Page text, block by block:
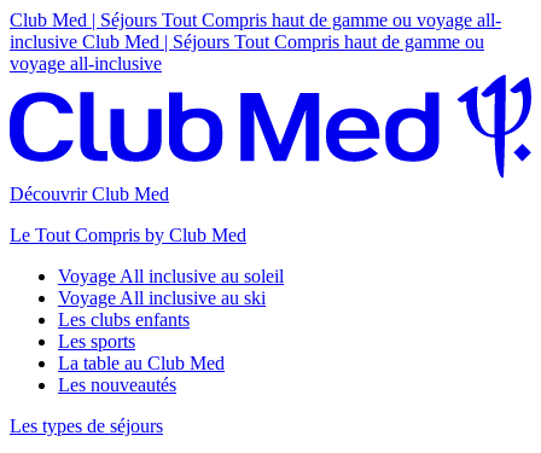
Club Med | Séjours Tout Compris haut de gamme ou voyage all-
inclusive Club Med | Séjours Tout Compris haut de gamme ou
voyage all-inclusive
Découvrir Club Med
Le Tout Compris by Club Med
Voyage All inclusive au soleil
Voyage All inclusive au ski
Les clubs enfants
Les sports
La table au Club Med
Les nouveautés
Les types de séjours